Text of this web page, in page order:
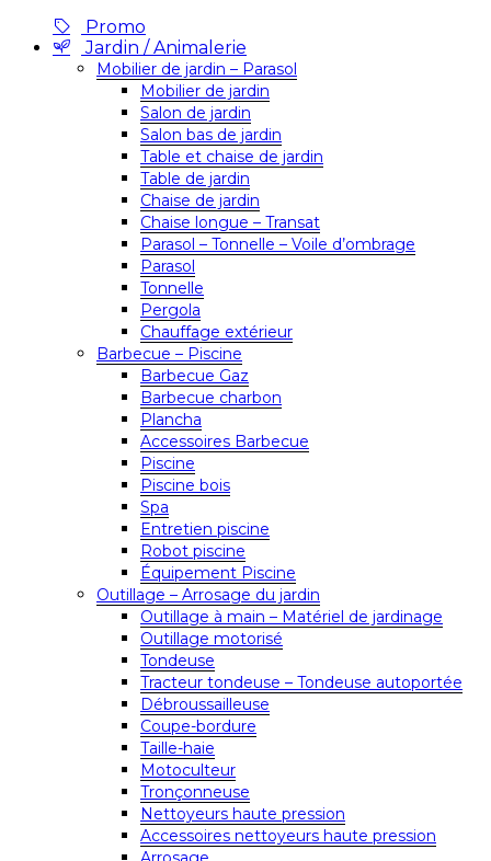
Promo
Jardin / Animalerie
Mobilier de jardin – Parasol
Mobilier de jardin
Salon de jardin
Salon bas de jardin
Table et chaise de jardin
Table de jardin
Chaise de jardin
Chaise longue – Transat
Parasol – Tonnelle – Voile d’ombrage
Parasol
Tonnelle
Pergola
Chauffage extérieur
Barbecue – Piscine
Barbecue Gaz
Barbecue charbon
Plancha
Accessoires Barbecue
Piscine
Piscine bois
Spa
Entretien piscine
Robot piscine
Équipement Piscine
Outillage – Arrosage du jardin
Outillage à main – Matériel de jardinage
Outillage motorisé
Tondeuse
Tracteur tondeuse – Tondeuse autoportée
Débroussailleuse
Coupe-bordure
Taille-haie
Motoculteur
Tronçonneuse
Nettoyeurs haute pression
Accessoires nettoyeurs haute pression